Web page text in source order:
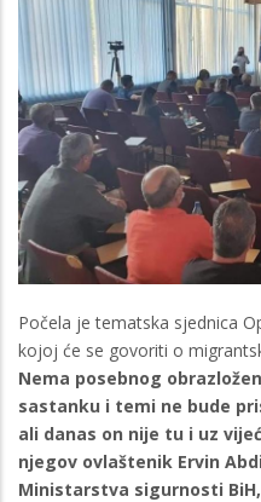
Počela je tematska sjednica
kojoj će se govoriti o
Nema posebnog
sastanku i temi ne bude
ali danas on nije tu i uz
njegov ovlaštenik Ervin
Ministarstva sigurnosti